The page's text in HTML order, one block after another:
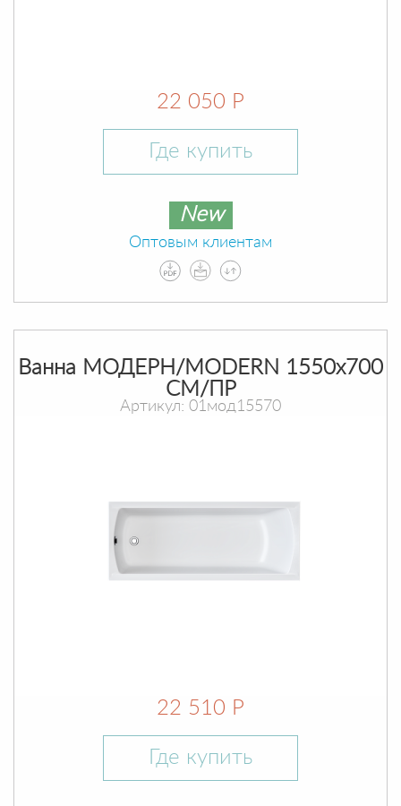
22 050 Р
Где купить
New
Оптовым клиентам
Ванна МОДЕРН/MODERN 1550х700
СМ/ПР
Артикул: 01мод15570
22 510 Р
Где купить